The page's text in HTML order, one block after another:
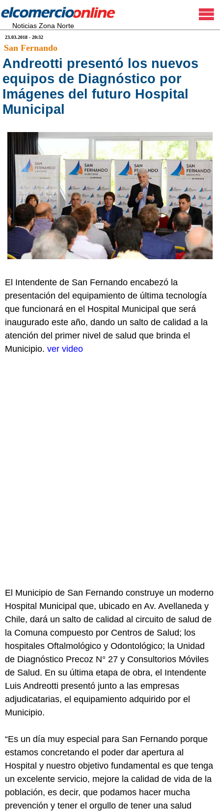
Noticias Zona Norte
23.03.2018 - 20:32
San Fernando
Andreotti presentó los nuevos
equipos de Diagnóstico por
Imágenes del futuro Hospital
Municipal
El Intendente de San Fernando encabezó la
presentación del equipamiento de última tecnología
que funcionará en el Hospital Municipal que será
inaugurado este año, dando un salto de calidad a la
atención del primer nivel de salud que brinda el
Municipio. ver video
El Municipio de San Fernando construye un moderno
Hospital Municipal que, ubicado en Av. Avellaneda y
Chile, dará un salto de calidad al circuito de salud de
la Comuna compuesto por Centros de Salud; los
hospitales Oftalmológico y Odontológico; la Unidad
de Diagnóstico Precoz N° 27 y Consultorios Móviles
de Salud. En su última etapa de obra, el Intendente
Luis Andreotti presentó junto a las empresas
adjudicatarias, el equipamiento adquirido por el
Municipio.
“Es un día muy especial para San Fernando porque
estamos concretando el poder dar apertura al
Hospital y nuestro objetivo fundamental es que tenga
un excelente servicio, mejore la calidad de vida de la
población, es decir, que podamos hacer mucha
prevención y tener el orgullo de tener una salud